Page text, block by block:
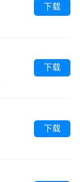
下载
下载
下载